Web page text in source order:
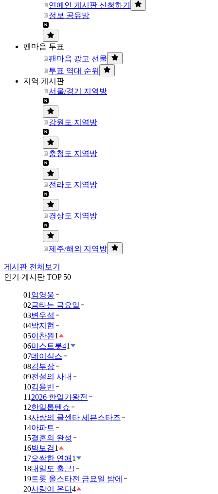
연예인 게시판 신청하기
정보 공유방
팬마음 투표
팬마음 광고 선물
투표 역대 순위
지역 게시판
서울/경기 지역방
강원도 지역방
충청도 지역방
전라도 지역방
경상도 지역방
제주/해외 지역방
게시판 전체보기
인기 게시판 TOP 50
01 임영웅
02금타는 금요일
03변우석
04박지현
05이찬원 1
06미스트롯41
07데이식스
08김부장
09전설의 사내
10김용빈
11 2026 한일가왕전
12한일톱텐쇼
13사랑의 콜센타 세븐스타즈
14아파트
15결혼의 완성
16박보검1
17오싹한 연애 1
18내일도 출근!
19트롯 올스타전 금요일 밤에
20사랑이 온다4